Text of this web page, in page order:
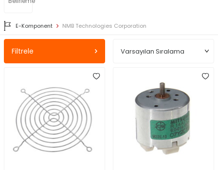
E-Komponent NMB Technologies Corporation
Filtrele